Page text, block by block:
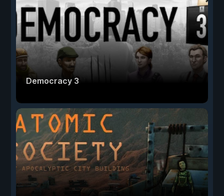
Democracy 3